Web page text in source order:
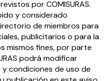
por COMISURAS.
y considerado
de miembros para
publicitarios o para la
mismos fines, por parte
podrá modificar
condiciones de uso de